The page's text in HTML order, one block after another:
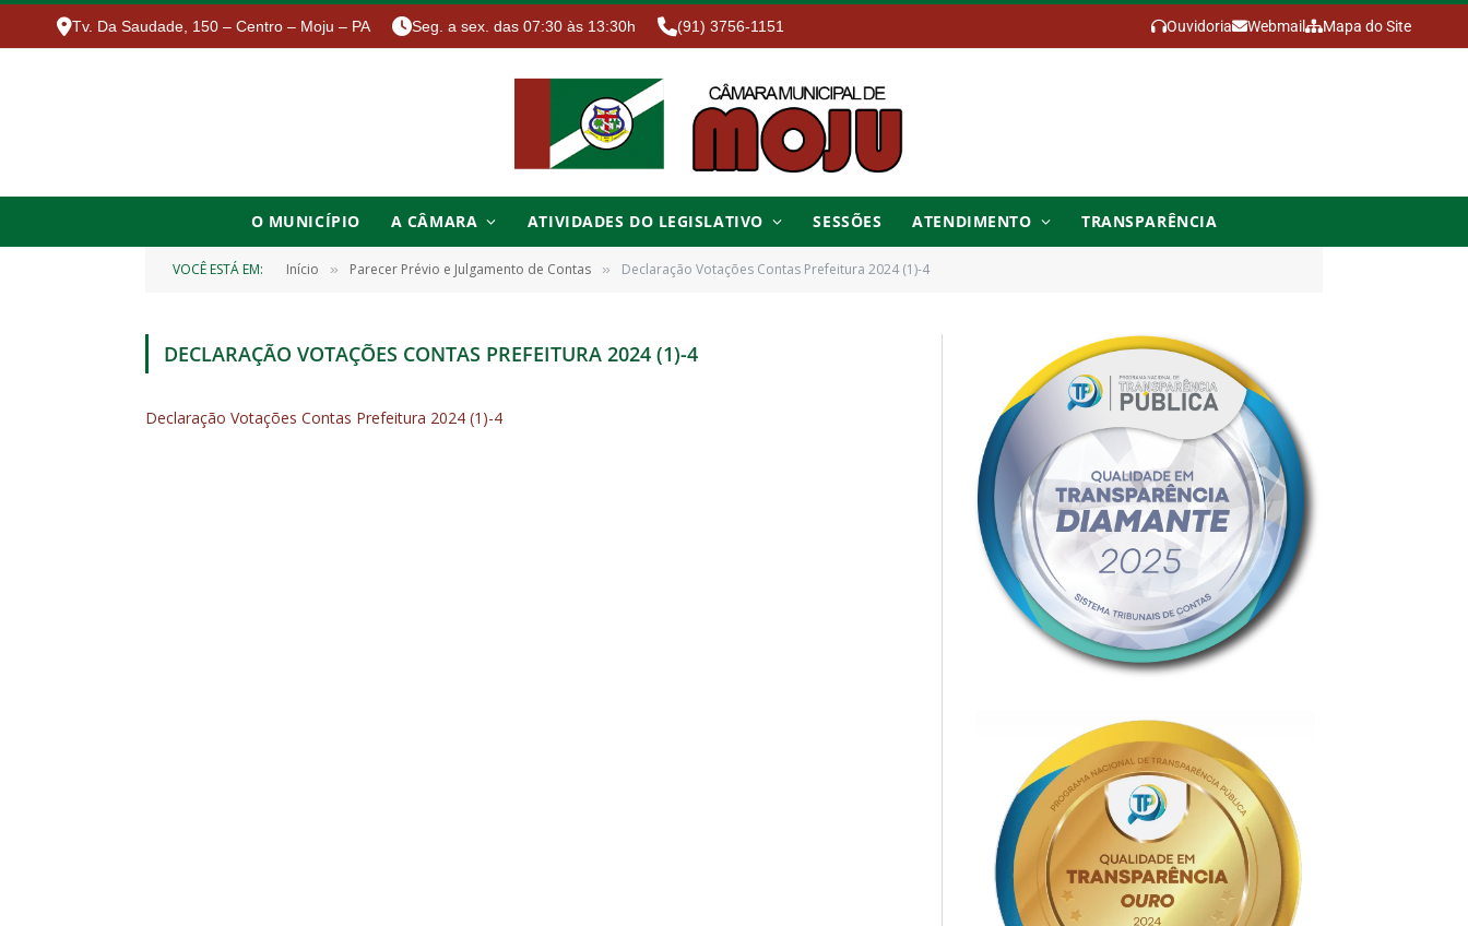
Tv. Da Saudade, 150 – Centro – Moju – PA Seg. a sex. das 07:30 às 13:30h (91) 3756-1151 Ouvidoria Webmail Mapa do Site
O MUNICÍPIO A CÂMARA ATIVIDADES DO LEGISLATIVO SESSÕES ATENDIMENTO TRANSPARÊNCIA
VOCÊ ESTÁ EM: Início » Parecer Prévio e Julgamento de Contas » Declaração Votações Contas Prefeitura 2024 (1)-4
DECLARAÇÃO VOTAÇÕES CONTAS PREFEITURA 2024 (1)-4
Declaração Votações Contas Prefeitura 2024 (1)-4